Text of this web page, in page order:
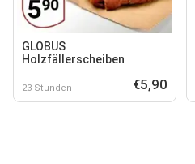
GLOBUS
Holzfällerscheiben
23 Stunden €5,90